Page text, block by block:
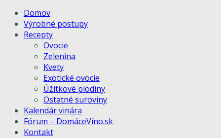
Domov
Výrobné postupy
Recepty
Ovocie
Zelenina
Kvety
Exotické ovocie
Úžitkové plodiny
Ostatné suroviny
Kalendár vinára
Fórum – DomáceVíno.sk
Kontakt